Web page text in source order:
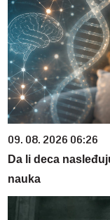
09. 08. 2026 06:26
Da li deca
nauka